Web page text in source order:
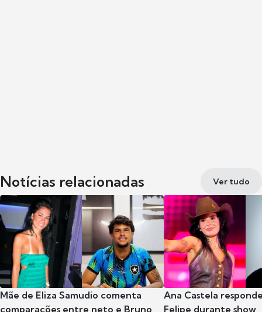
Notícias relacionadas Ver tudo
Mãe de Eliza Samudio comenta
comparações entre neto e Bruno
Ana Castela
Felipe durante show